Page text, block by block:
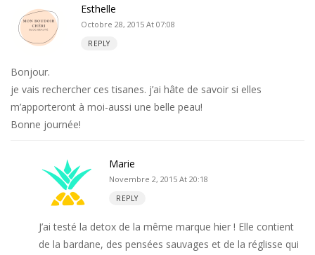
Esthelle
Octobre 28, 2015 At 07:08
REPLY
Bonjour.
je vais rechercher ces tisanes. j’ai hâte de savoir si elles
m’apporteront à moi-aussi une belle peau!
Bonne journée!
Marie
Novembre 2, 2015 At 20:18
REPLY
J’ai testé la detox de la même marque hier ! Elle contient
de la bardane, des pensées sauvages et de la réglisse qui